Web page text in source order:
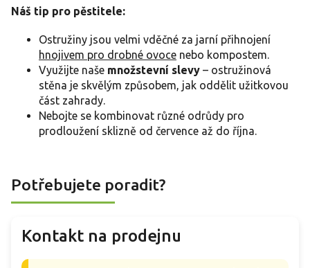
Náš tip pro pěstitele:
Ostružiny jsou velmi vděčné za jarní přihnojení
hnojivem pro drobné ovoce nebo kompostem.
Využijte naše množstevní slevy – ostružinová
stěna je skvělým způsobem, jak oddělit užitkovou
část zahrady.
Nebojte se kombinovat různé odrůdy pro
prodloužení sklizně od července až do října.
Potřebujete poradit?
Kontakt na prodejnu